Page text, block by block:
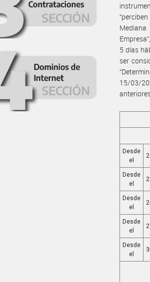
5 días
ser
15/03/
Desde
el
Desde
el
Desde
el
Desde
el
Desde
el